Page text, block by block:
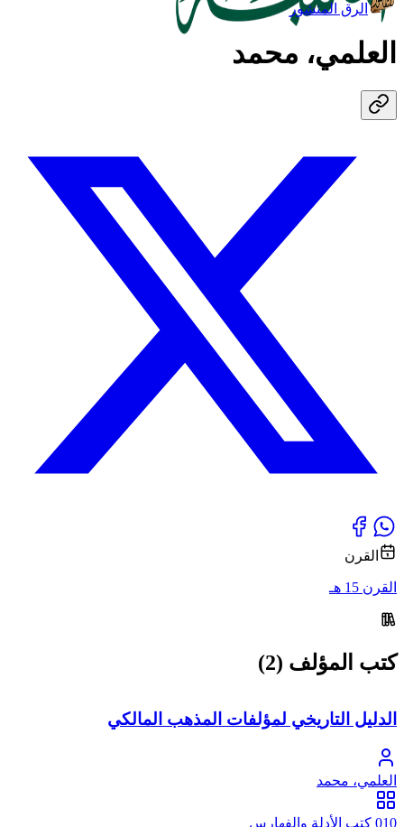
الرق المنشور
العلمي، محمد
القرن
القرن 15 هـ
كتب المؤلف (2)
الدليل التاريخي لمؤلفات المذهب المالكي
العلمي، محمد
010 كتب الأدلة والفهارس